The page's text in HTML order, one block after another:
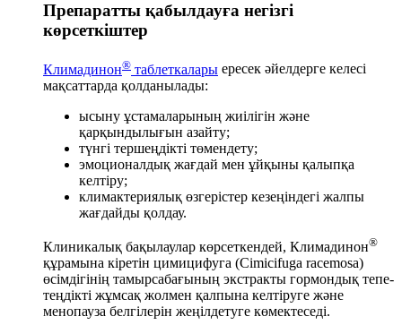
Препаратты қабылдауға негізгі
көрсеткіштер
Климадинон® таблеткалары ересек әйелдерге келесі
мақсаттарда қолданылады:
ысыну ұстамаларының жиілігін және
қарқындылығын азайту;
түнгі тершеңдікті төмендету;
эмоционалдық жағдай мен ұйқыны қалыпқа
келтіру;
климактериялық өзгерістер кезеңіндегі жалпы
жағдайды қолдау.
Клиникалық бақылаулар көрсеткендей, Климадинон®
құрамына кіретін цимицифуга (Cimicifuga racemosa)
өсімдігінің тамырсабағының экстракты гормондық тепе-
теңдікті жұмсақ жолмен қалпына келтіруге және
менопауза белгілерін жеңілдетуге көмектеседі.